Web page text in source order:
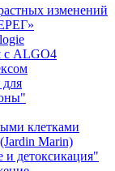
изменений
с ALGO4
клетками
Marin)
детоксикация"